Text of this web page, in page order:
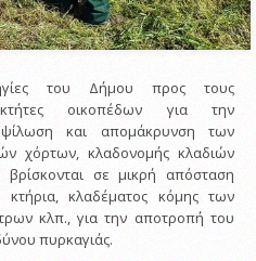
του Δήμου προς τους
οικοπέδων για την
και απομάκρυνση των
χόρτων, κλαδονομής κλαδιών
βρίσκονται σε μικρή απόσταση
κτήρια, κλαδέματος κόμης των
κλπ., για την αποτροπή του
πυρκαγιάς.